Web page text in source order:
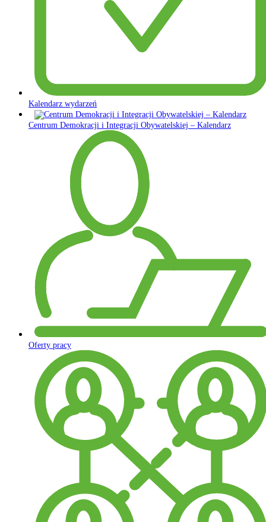
Kalendarz wydarzeń
Centrum Demokracji i Integracji Obywatelskiej – Kalendarz
Oferty pracy